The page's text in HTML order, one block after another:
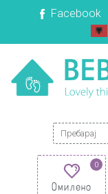
Facebook
Search for:
0
Омилено